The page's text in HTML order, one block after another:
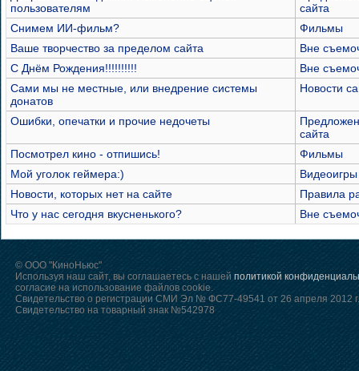
пользователям
сайта
Снимем ИИ-фильм?
Фильмы
Ваше творчество за пределом сайта
Вне
С Днём Рождения!!!!!!!!!!
Вне
Сами мы не местные, или внедрение системы
донатов
Новости
Ошибки, опечатки и прочие недочеты
сайта
Посмотрел кино - отпишись!
Фильмы
Мой уголок геймера:)
Видеоигры
Новости, которых нет на сайте
Правила
Что у нас сегодня вкусненького?
Вне
© ООО "КиноНьюс"
Используя наш сайт, вы соглашаетесь с нашей политикой
согласие на использование файлов cookie.
Свидетельство о регистрации СМИ Эл № ФС77-49541 от 26 апреля 2012 г.
Свидетельство на товарный знак №542978